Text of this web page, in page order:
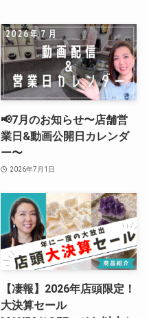
📢7月のお知らせ〜店舗営
業日&動画公開日カレンダ
ー〜
2026年7月1日
【凄報】2026年店頭限定！
大決算セール